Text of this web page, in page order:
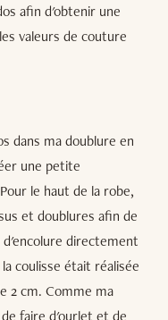
afin d'obtenir une
valeurs de couture
dans ma doublure en
une petite
le haut de la robe,
et doublures afin de
d'encolure directement
coulisse était réalisée
2 cm. Comme ma
faire d'ourlet et de